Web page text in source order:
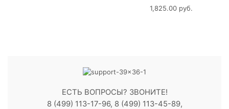
1,825.00 руб.
ЕСТЬ ВОПРОСЫ? ЗВОНИТЕ!
8 (499) 113-17-96, 8 (499) 113-45-89,